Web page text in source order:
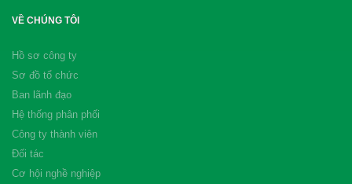
VỀ CHÚNG TÔI
Hồ sơ công ty
Sơ đồ tổ chức
Ban lãnh đạo
Hệ thống phân phối
Công ty thành viên
Đối tác
Cơ hội nghề nghiệp